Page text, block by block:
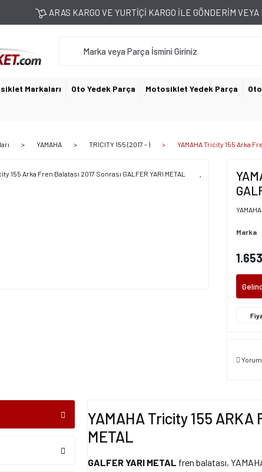
ARAS KARGO VE YURTİÇİ KARGO İLE GÖNDERİM
Markaları Oto Yedek Parça Motosiklet Yedek Parça
YAMAHA TRICITY 155 (2017 - ) YAMAHA Tricity 155 Arka
Marka
YAMAHA Tricity 155 ARKA
METAL
GALFER YARI METAL fren balatası,